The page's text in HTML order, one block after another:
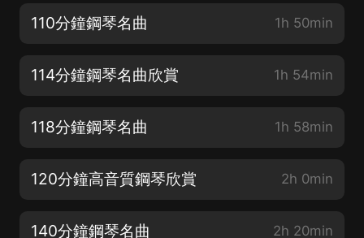
110分鐘鋼琴名曲 1h 50min
114分鐘鋼琴名曲欣賞 1h 54min
118分鐘鋼琴名曲 1h 58min
120分鐘高音質鋼琴欣賞 2h 0min
140分鐘鋼琴名曲 2h 20min